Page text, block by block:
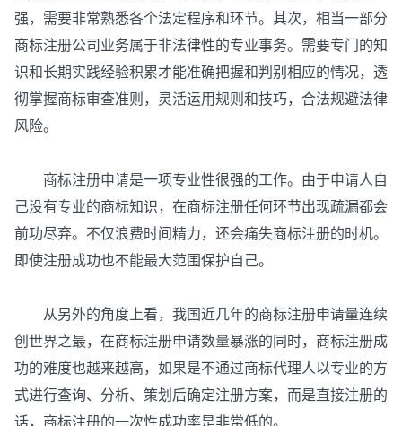
强，需要非常熟悉各个法定程序和环节。其次，相当一部分
商标注册公司业务属于非法律性的专业事务。需要专门的知
识和长期实践经验积累才能准确把握和判别相应的情况，透
彻掌握商标审查准则，灵活运用规则和技巧，合法规避法律
风险。
商标注册申请是一项专业性很强的工作。由于申请人自
己没有专业的商标知识，在商标注册任何环节出现疏漏都会
前功尽弃。不仅浪费时间精力，还会痛失商标注册的时机。
即使注册成功也不能最大范围保护自己。
从另外的角度上看，我国近几年的商标注册申请量连续
创世界之最，在商标注册申请数量暴涨的同时，商标注册成
功的难度也越来越高，如果是不通过商标代理人以专业的方
式进行查询、分析、策划后确定注册方案，而是直接注册的
话，商标注册的一次性成功率是非常低的。